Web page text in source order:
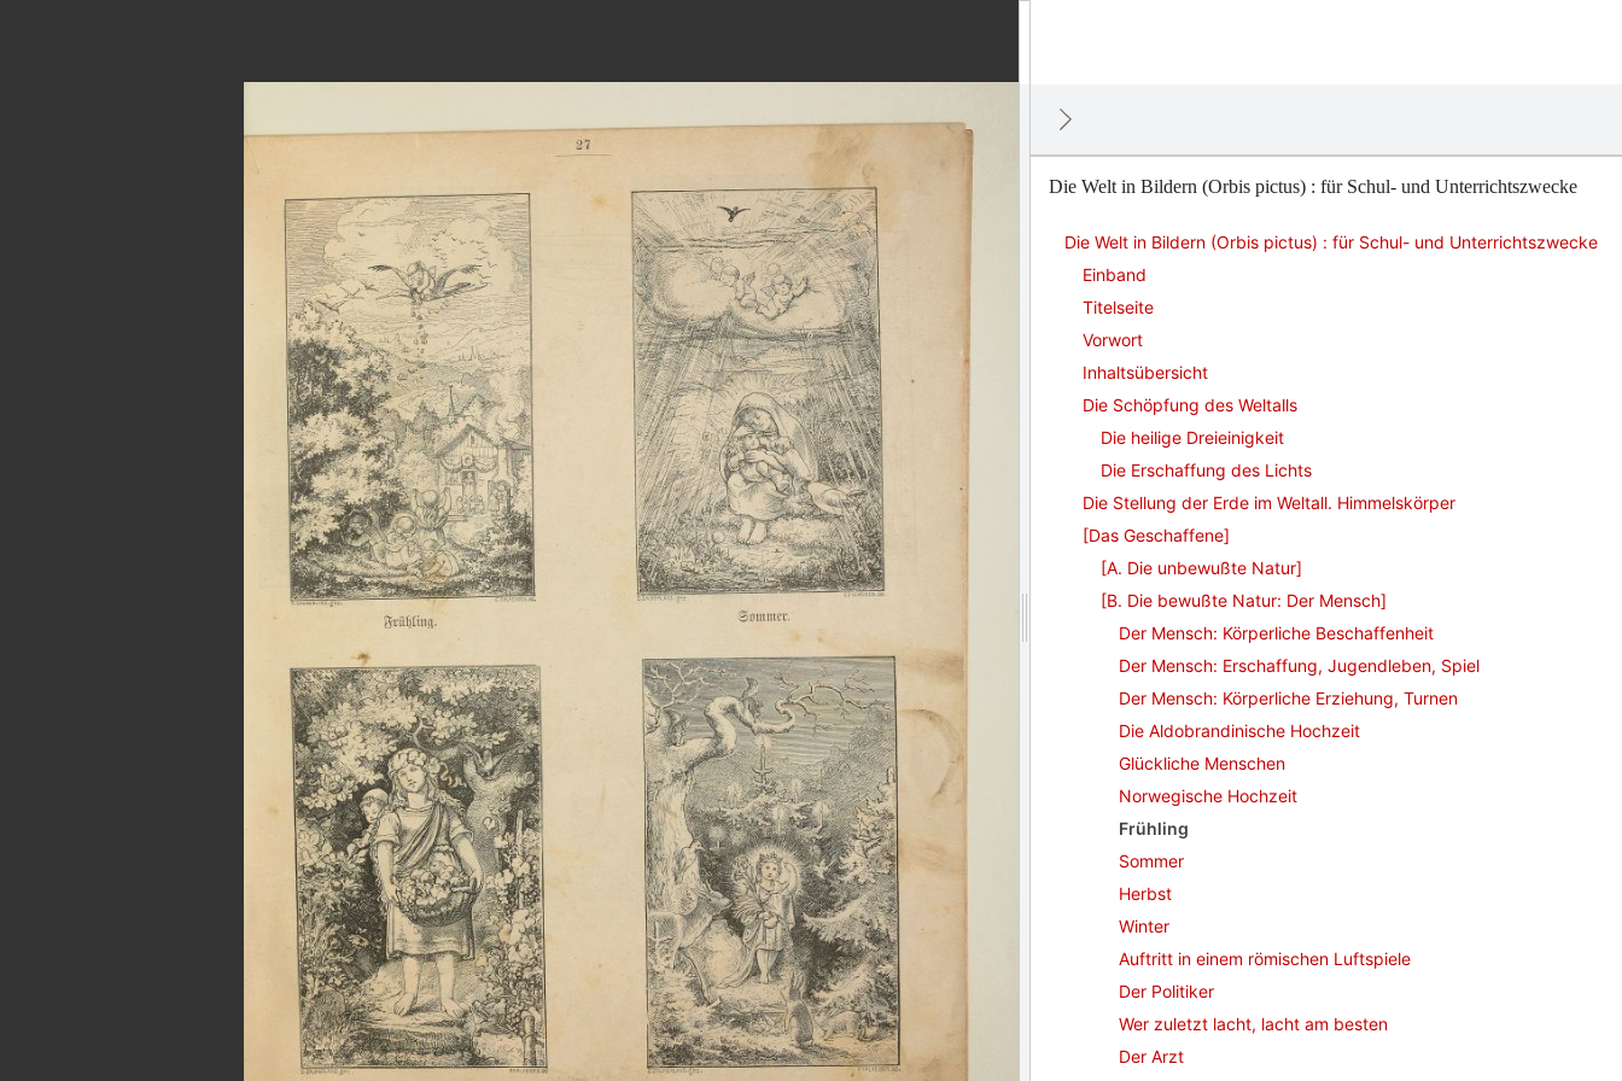
Die Welt in Bildern (Orbis pictus) : für Schul- und Unterrichtszwecke
Die Welt in Bildern (Orbis pictus) : für Schul- und Unterrichtszwecke
Einband
Titelseite
Vorwort
Inhaltsübersicht
Die Schöpfung des Weltalls
Die heilige Dreieinigkeit
Die Erschaffung des Lichts
Die Stellung der Erde im Weltall. Himmelskörper
[Das Geschaffene]
[A. Die unbewußte Natur]
[B. Die bewußte Natur: Der Mensch]
Der Mensch: Körperliche Beschaffenheit
Der Mensch: Erschaffung, Jugendleben, Spiel
Der Mensch: Körperliche Erziehung, Turnen
Die Aldobrandinische Hochzeit
Glückliche Menschen
Norwegische Hochzeit
Frühling
Sommer
Herbst
Winter
Auftritt in einem römischen Luftspiele
Der Politiker
Wer zuletzt lacht, lacht am besten
Der Arzt